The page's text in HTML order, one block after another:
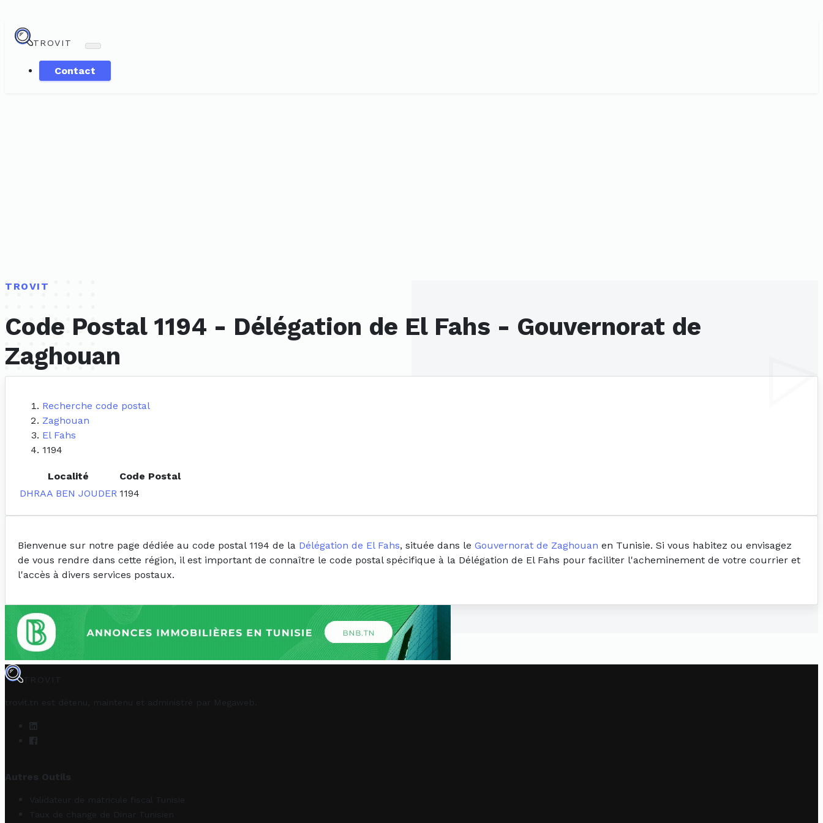
TROVIT
Contact
TROVIT
Code Postal 1194 - Délégation de El Fahs - Gouvernorat de
Zaghouan
Recherche code postal
Zaghouan
El Fahs
1194
Localité
Code Postal
DHRAA BEN JOUDER 1194
Bienvenue sur notre page dédiée au code postal 1194 de la Délégation de El Fahs, située dans le Gouvernorat de Zaghouan en Tunisie. Si vous habitez ou envisagez
de vous rendre dans cette région, il est important de connaître le code postal spécifique à la Délégation de El Fahs pour faciliter l'acheminement de votre courrier et
l'accès à divers services postaux.
TROVIT
trovit.tn est détenu, maintenu et administré par Megaweb
Autres Outils
Validateur de matricule fiscal Tunisie
Taux de change de Dinar Tunisien